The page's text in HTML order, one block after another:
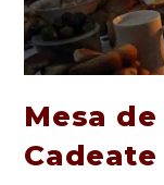
Mesa
Cadeate